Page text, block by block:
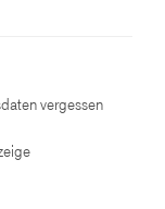
vergessen